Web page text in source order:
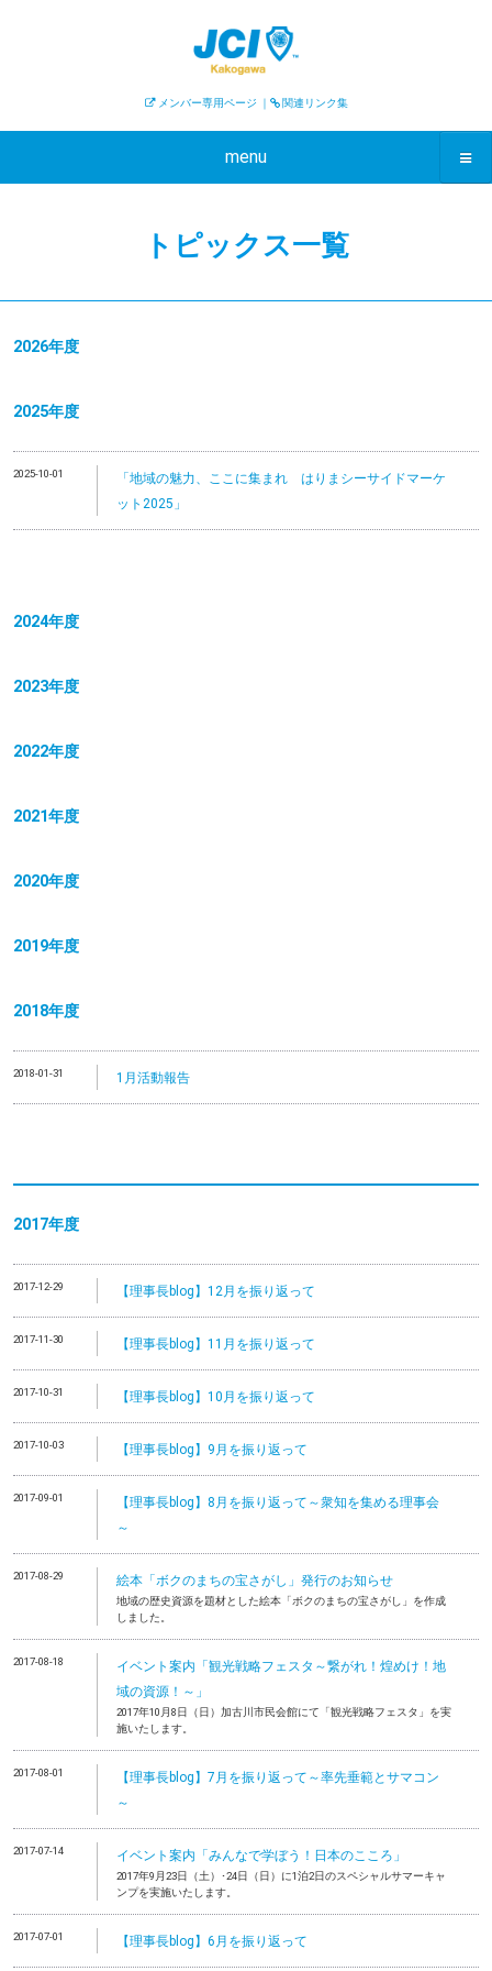
メンバー専用ページ ｜ 関連リンク集
menu
トピックス一覧
2026年度
2025年度
2025-10-01
「地域の魅力、ここに集まれ はりまシーサイドマーケ
ット2025」
2024年度
2023年度
2022年度
2021年度
2020年度
2019年度
2018年度
2018-01-31 1月活動報告
2017年度
2017-12-29 【理事長blog】12月を振り返って
2017-11-30 【理事長blog】11月を振り返って
2017-10-31 【理事長blog】10月を振り返って
2017-10-03 【理事長blog】9月を振り返って
2017-09-01
【理事長blog】8月を振り返って～衆知を集める理事会
～
2017-08-29 絵本「ボクのまちの宝さがし」発行のお知らせ
地域の歴史資源を題材とした絵本「ボクのまちの宝さがし」を作成
しました。
2017-08-18
イベント案内「観光戦略フェスタ～繋がれ！煌めけ！地
域の資源！～」
2017年10月8日（日）加古川市民会館にて「観光戦略フェスタ」を実
施いたします。
2017-08-01
【理事長blog】7月を振り返って～率先垂範とサマコン
～
2017-07-14 イベント案内「みんなで学ぼう！日本のこころ」
2017年9月23日（土）･24日（日）に1泊2日のスペシャルサマーキャ
ンプを実施いたします。
2017-07-01 【理事長blog】6月を振り返って